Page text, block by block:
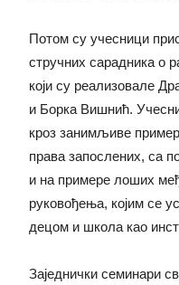
Потом су учесници
стручних сарадника о
који су реализовале
и Борка Вишнић.
кроз занимљиве
права запослених, са
и на примере лоших
руковођења, којим се
децом и школа као
Заједнички семинари